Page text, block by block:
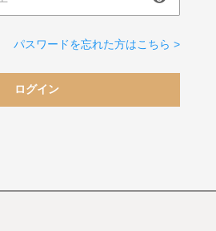
パスワードを忘れた方はこちら >
ログイン